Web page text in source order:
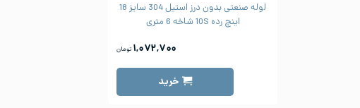
لوله صنعتی بدون درز استیل 304 سایز 18
اینچ رده 10S شاخه 6 متری
۱,۰۷۲,۷۰۰ تومان
خرید